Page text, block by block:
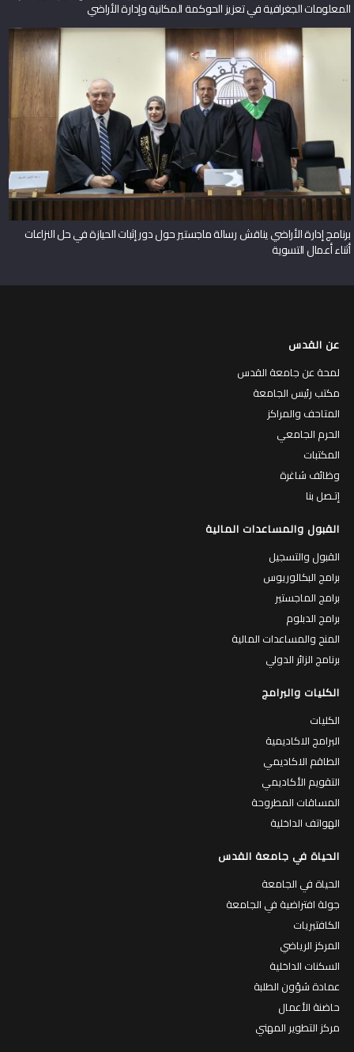
المعلومات الجغرافية في تعزيز الحوكمة المكانية وإدارة الأراضي
برنامج إدارة الأراضي يناقش رسالة ماجستير حول دور إثبات الحيازة في حل النزاعات
أثناء أعمال التسوية
عن القدس
لمحة عن جامعة القدس
مكتب رئيس الجامعة
المتاحف والمراكز
الحرم الجامعي
المكتبات
وظائف شاغرة
إتـصل بنا
القبول والمساعدات المالية
القبول والتسجيل
برامج البكالوريوس
برامج الماجستير
برامج الدبلوم
المنح والمساعدات المالية
برنامج الزائر الدولي
الكليات والبرامج
الكليات
البرامج الاكاديمية
الطاقم الاكاديمي
التقويم الأكاديمي
المساقات المطروحة
الهواتف الداخلية
الحياة في جامعة القدس
الحياة في الجامعة
جولة افتراضية في الجامعة
الكافتيريات
المركز الرياضي
السكنات الداخلية
عمادة شؤون الطلبة
حاضنة الأعمال
مركز التطوير المهني